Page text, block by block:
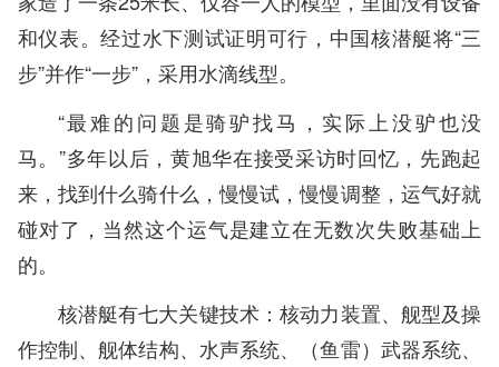
和仪表。经过水下测试证明可行，中国核潜艇将“三
步”并作“一步”，采用水滴线型。
“最难的问题是骑驴找马，实际上没驴也没
马。”多年以后，黄旭华在接受采访时回忆，先跑起
来，找到什么骑什么，慢慢试，慢慢调整，运气好就
碰对了，当然这个运气是建立在无数次失败基础上
的。
核潜艇有七大关键技术：核动力装置、舰型及操
作控制、舰体结构、水声系统、（鱼雷）武器系统、